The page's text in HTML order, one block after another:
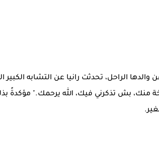
الراحل، تحدثت رانيا عن التشابه الكبير
بش تذكرني فيك، الله يرحمك." مؤكدةً